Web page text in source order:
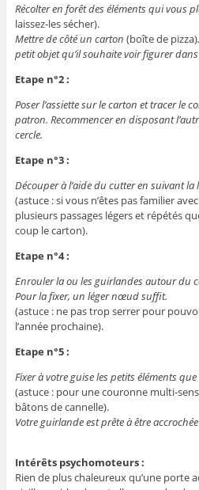
Récolter en forêt des éléments qui vous
laissez-les sécher).
Mettre de côté un carton (boîte de pizza)
petit objet qu’il souhaite voir figurer
Etape n°2 :
Poser l’assiette sur le carton et tracer le
patron. Recommencer en disposant
cercle.
Etape n°3 :
Découper à l’aide du cutter en suivant
(astuce : si vous n’êtes pas familier
plusieurs passages légers et répétés
coup le carton).
Etape n°4 :
Enrouler la ou les guirlandes autour du
Pour la fixer, un léger nœud suffit.
(astuce : ne pas trop serrer pour
l’année prochaine).
Etape n°5 :
Fixer à votre guise les petits éléments
(astuce : pour une couronne multi-
bâtons de cannelle).
Votre guirlande est prête à être
Intérêts psychomoteurs :
Rien de plus chaleureux qu’une porte